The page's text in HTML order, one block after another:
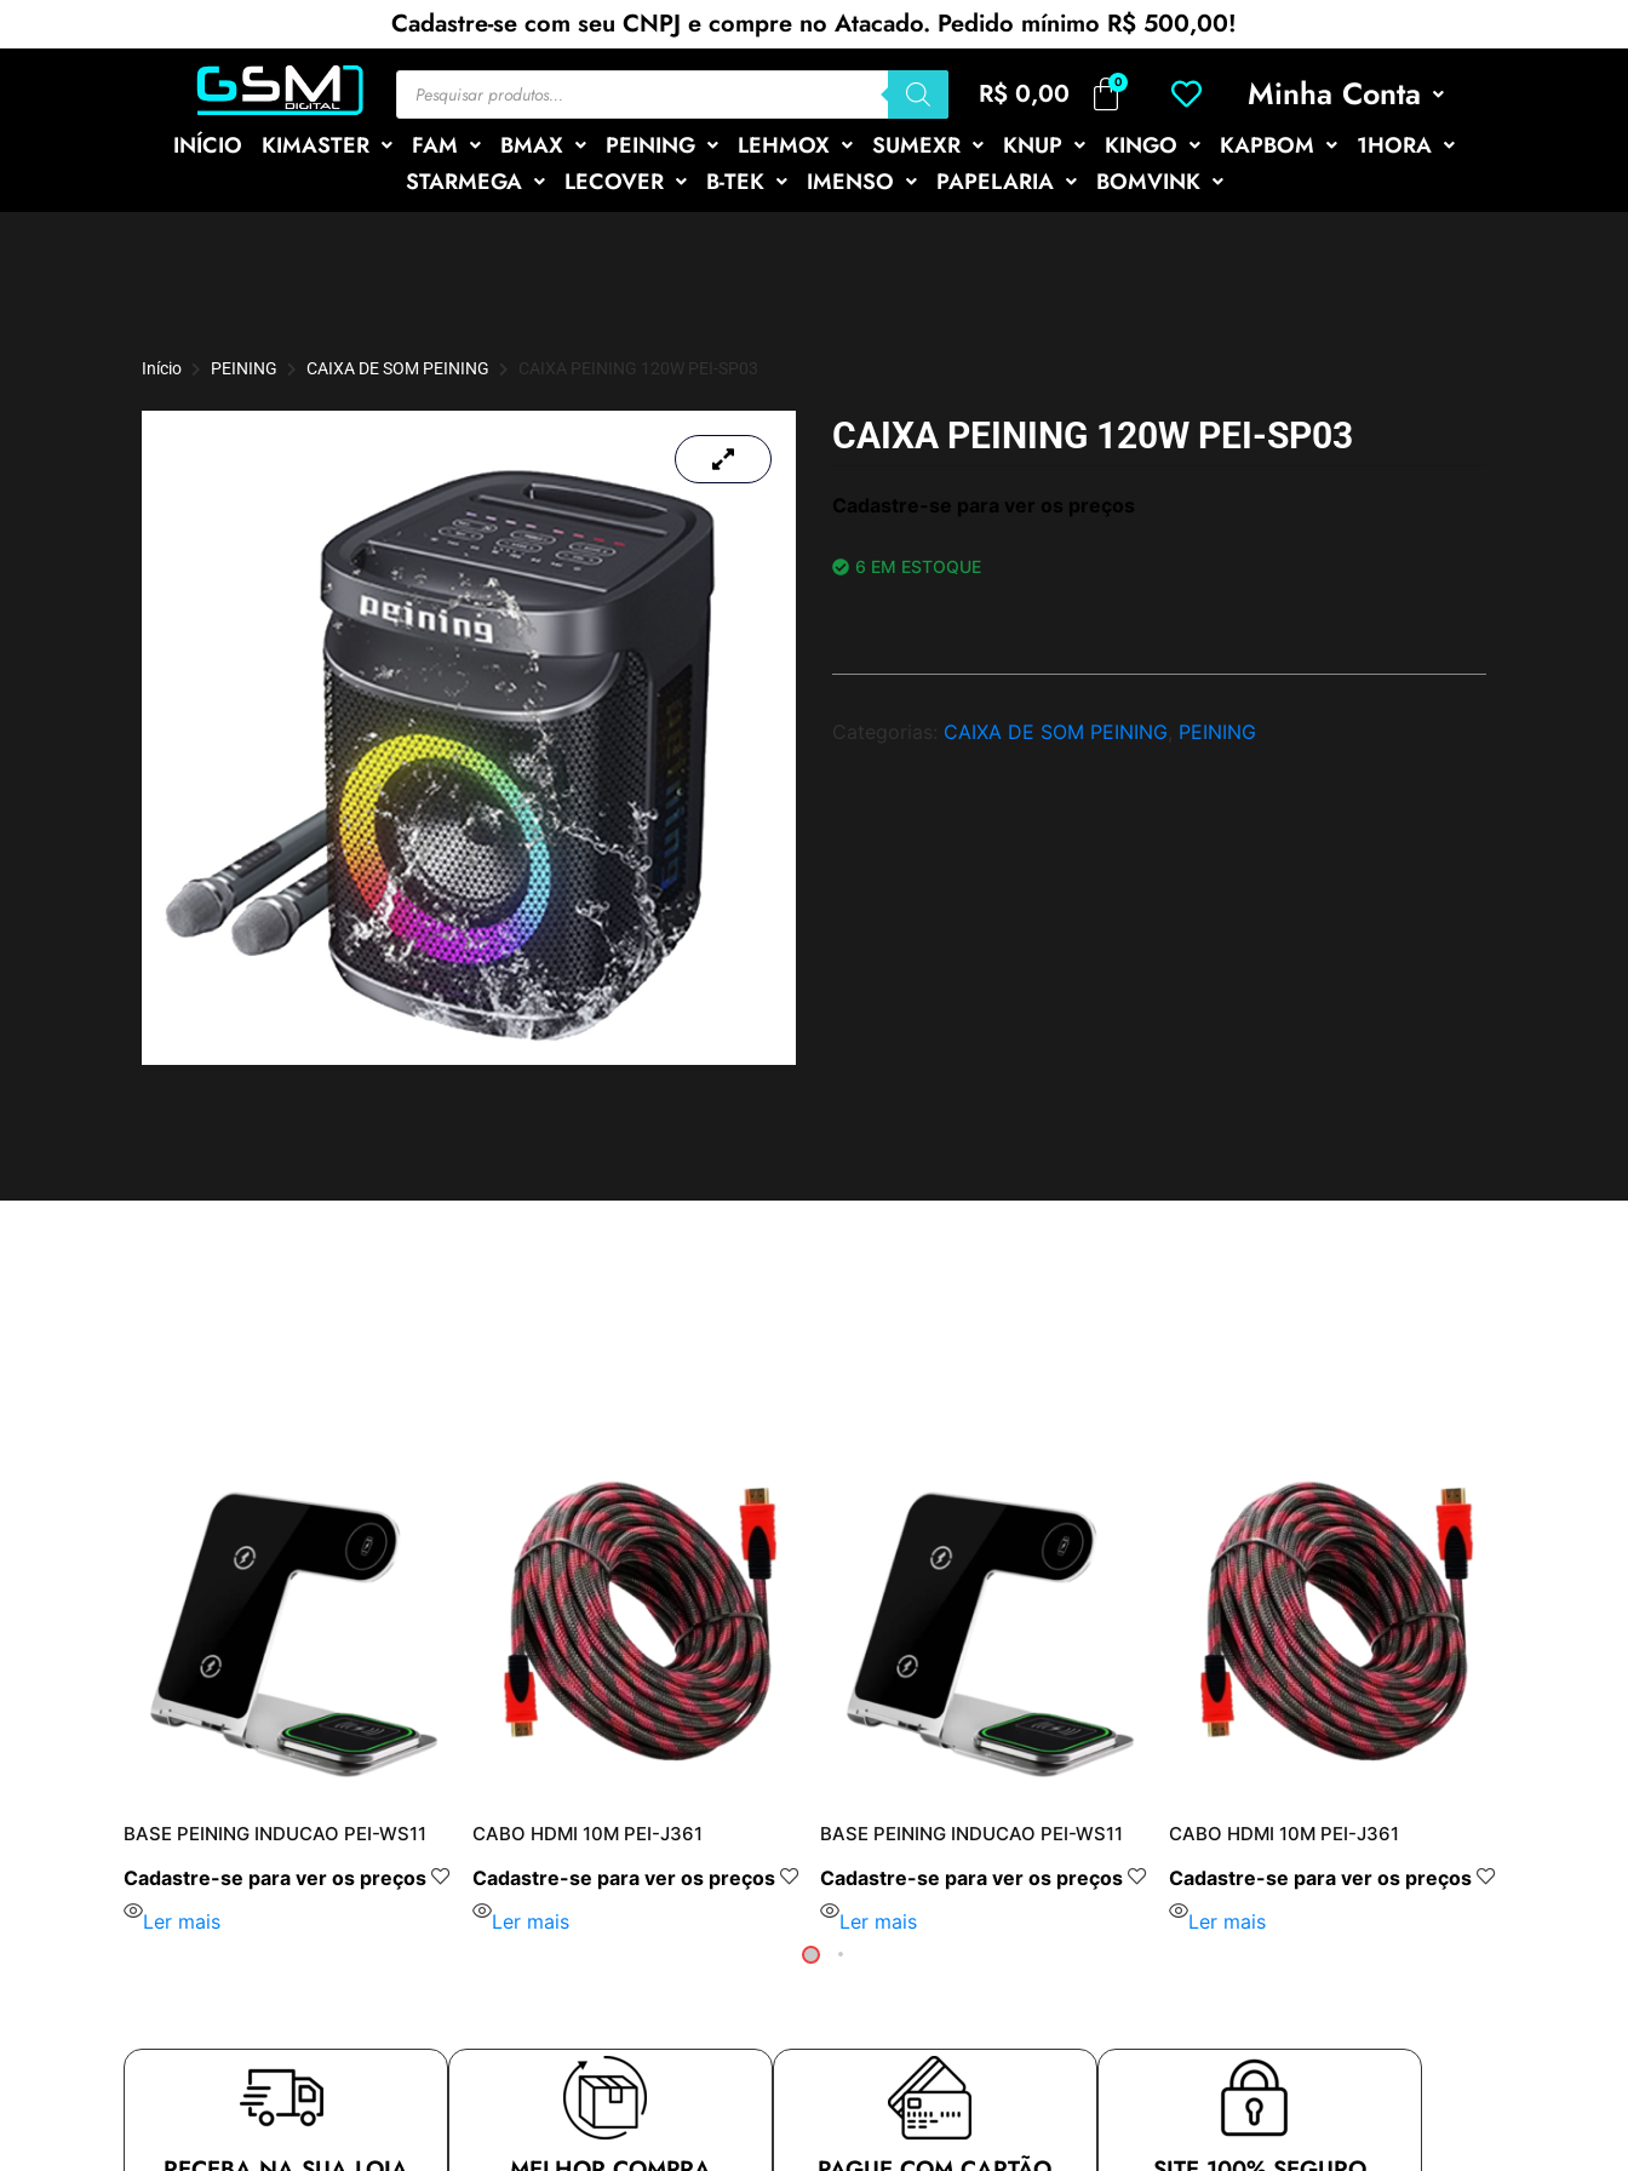
Cadastre-se com seu CNPJ e compre no Atacado. Pedido mínimo R$ 500,00!
R$ 0,00 Minha Conta
INÍCIO KIMASTER FAM BMAX PEINING LEHMOX SUMEXR KNUP KINGO KAPBOM
1HORA
STARMEGA
LECOVER B-TEK IMENSO PAPELARIA BOMVINK
Início PEINING CAIXA DE SOM PEINING CAIXA PEINING 120W PEI-SP03
CAIXA PEINING 120W PEI-SP03
Cadastre-se para ver os preços
6 EM ESTOQUE
Categorias: CAIXA DE SOM PEINING, PEINING
BASE PEINING INDUCAO PEI-WS11
Cadastre-se para ver os preços
Ler mais
CABO HDMI 10M PEI-J361
Cadastre-se para ver os preços
Ler mais
BASE PEINING INDUCAO PEI-WS11
Cadastre-se para ver os preços
Ler mais
CABO HDMI 10M PEI-J361
Cadastre-se para ver os preços
Ler mais